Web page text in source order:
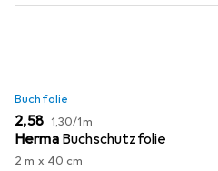
Buchfolie
EUR
2,58 EUR
1,30/1m
Herma Buchschutzfolie
2 m x 40 cm